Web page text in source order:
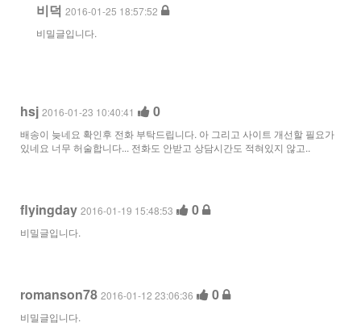
비덕 2016-01-25 18:57:52
비밀글입니다.
hsj 2016-01-23 10:40:41 0
배송이 늦네요 확인후 전화 부탁드립니다. 아 그리고 사이트 개선할 필요가
있네요 너무 허술합니다... 전화도 안받고 상담시간도 적혀있지 않고..
flyingday 2016-01-19 15:48:53 0
비밀글입니다.
romanson78 2016-01-12 23:06:36 0
비밀글입니다.